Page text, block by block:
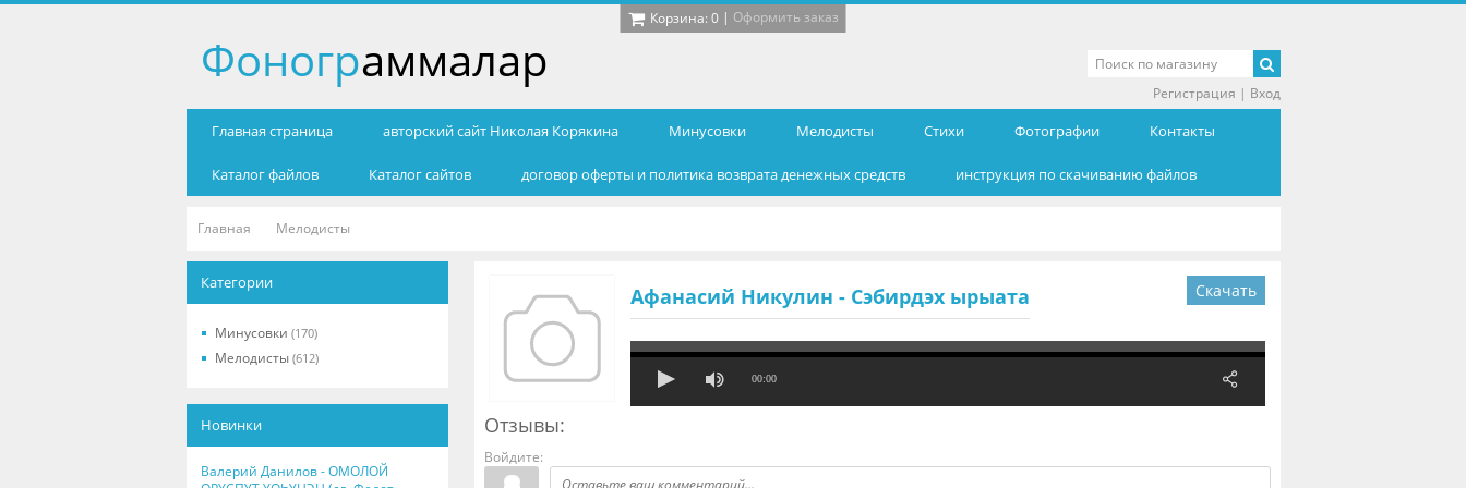
Корзина: 0| Оформить заказ
Фонограммалар
Главная страница авторский сайт Николая Корякина Минусовки Мелодисты Cтихи Фотографии Контакты
Каталог файлов Каталог сайтов договор оферты и политика возврата денежных средств инструкция по скачиванию файлов
Регистрация | Вход
Главная Мелодисты
Афанасий Никулин - Сэбирдэх ырыата Скачать
00:00
Отзывы:
Войдите:
Категории
Минусовки (170)
Мелодисты (612)
Новинки
Валерий Данилов - ОМОЛОЙ